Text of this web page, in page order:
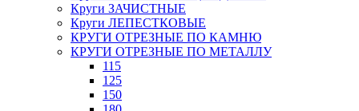
Круги ЗАЧИСТНЫЕ
Круги ЛЕПЕСТКОВЫЕ
КРУГИ ОТРЕЗНЫЕ ПО КАМНЮ
КРУГИ ОТРЕЗНЫЕ ПО МЕТАЛЛУ
115
125
150